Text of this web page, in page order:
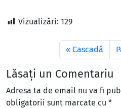
Vizualizări: 129
Cascadă
Lăsați un Comentariu
Adresa ta de email nu va fi
obligatorii sunt marcate cu *